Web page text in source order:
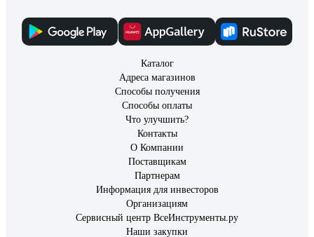
Каталог
Адреса магазинов
Способы получения
Способы оплаты
Что улучшить?
Контакты
О Компании
Поставщикам
Партнерам
Информация для инвесторов
Организациям
Сервисный центр ВсеИнструменты.ру
Наши закупки